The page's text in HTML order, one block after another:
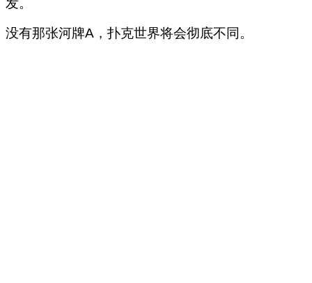
没有那张河牌A，扑克世界将会彻底不同。